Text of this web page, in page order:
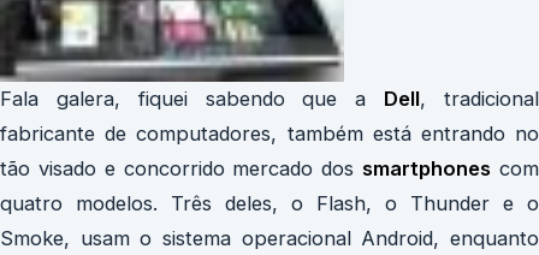
Fala galera, fiquei sabendo que a Dell, tradicional
fabricante de computadores, também está entrando no
tão visado e concorrido mercado dossmartphones com
quatro modelos. Três deles, o Flash, o Thunder e o
Smoke, usam o sistema operacional Android, enquanto